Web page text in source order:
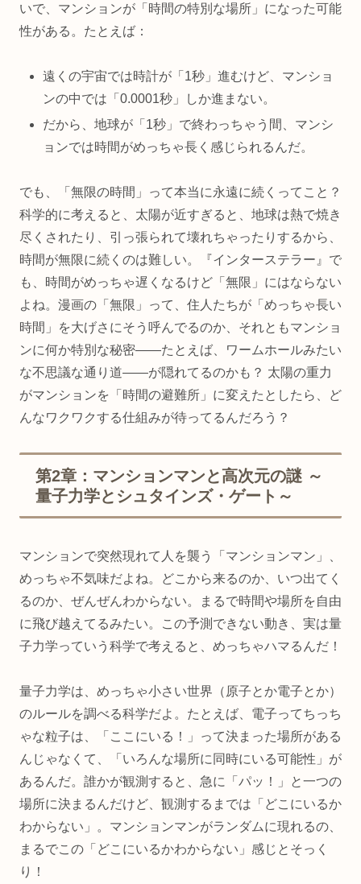
いで、マンションが「時間の特別な場所」になった可能
性がある。たとえば：
遠くの宇宙では時計が「1秒」進むけど、マンショ
ンの中では「0.0001秒」しか進まない。
だから、地球が「1秒」で終わっちゃう間、マンシ
ョンでは時間がめっちゃ長く感じられるんだ。
でも、「無限の時間」って本当に永遠に続くってこと？
科学的に考えると、太陽が近すぎると、地球は熱で焼き
尽くされたり、引っ張られて壊れちゃったりするから、
時間が無限に続くのは難しい。『インターステラー』で
も、時間がめっちゃ遅くなるけど「無限」にはならない
よね。漫画の「無限」って、住人たちが「めっちゃ長い
時間」を大げさにそう呼んでるのか、それともマンショ
ンに何か特別な秘密——たとえば、ワームホールみたい
な不思議な通り道——が隠れてるのかも？ 太陽の重力
がマンションを「時間の避難所」に変えたとしたら、ど
んなワクワクする仕組みが待ってるんだろう？
第2章：マンションマンと高次元の謎 ～
量子力学とシュタインズ・ゲート～
マンションで突然現れて人を襲う「マンションマン」、
めっちゃ不気味だよね。どこから来るのか、いつ出てく
るのか、ぜんぜんわからない。まるで時間や場所を自由
に飛び越えてるみたい。この予測できない動き、実は量
子力学っていう科学で考えると、めっちゃハマるんだ！
量子力学は、めっちゃ小さい世界（原子とか電子とか）
のルールを調べる科学だよ。たとえば、電子ってちっち
ゃな粒子は、「ここにいる！」って決まった場所がある
んじゃなくて、「いろんな場所に同時にいる可能性」が
あるんだ。誰かが観測すると、急に「パッ！」と一つの
場所に決まるんだけど、観測するまでは「どこにいるか
わからない」。マンションマンがランダムに現れるの、
まるでこの「どこにいるかわからない」感じとそっく
り！